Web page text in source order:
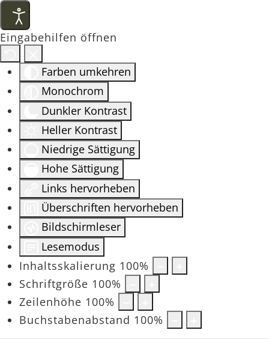
Eingabehilfen öffnen
Farben umkehren
Monochrom
Dunkler Kontrast
Heller Kontrast
Niedrige Sättigung
Hohe Sättigung
Links hervorheben
Überschriften hervorheben
Bildschirmleser
Lesemodus
Inhaltsskalierung 100%
Schriftgröße 100%
Zeilenhöhe 100%
Buchstabenabstand 100%